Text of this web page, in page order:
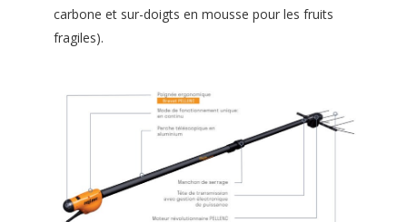
carbone et sur-doigts en mousse pour les fruits
fragiles).